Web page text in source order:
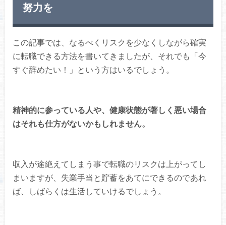
努力を
この記事では、なるべくリスクを少なくしながら確実
に転職できる方法を書いてきましたが、それでも「今
すぐ辞めたい！」という方はいるでしょう。
精神的に参っている人や、健康状態が著しく悪い場合
はそれも仕方がないかもしれません。
収入が途絶えてしまう事で転職のリスクは上がってし
まいますが、失業手当と貯蓄をあてにできるのであれ
ば、しばらくは生活していけるでしょう。